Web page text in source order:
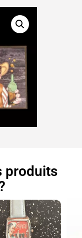
produits